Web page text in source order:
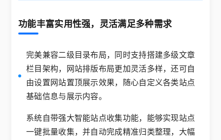
​功能丰富实用性强，灵活满足多种需求
完美兼容二级目录布局，同时支持搭建多级文章
栏目架构，网站排版布局更加灵活多样，还可自
由设置网站置顶展示效果，随心自定义各类站点
基础信息与展示内容。
系统自带强大智能站点收集功能，能够实现站点
一键批量收集，并自动完成精准归类整理，大幅